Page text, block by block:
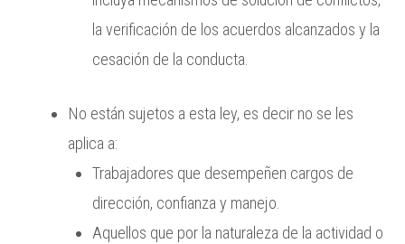
la verificación de los acuerdos alcanzados y la
cesación de la conducta.
No están sujetos a esta ley, es decir no se les
aplica a:
Trabajadores que desempeñen cargos de
dirección, confianza y manejo.
Aquellos que por la naturaleza de la actividad o